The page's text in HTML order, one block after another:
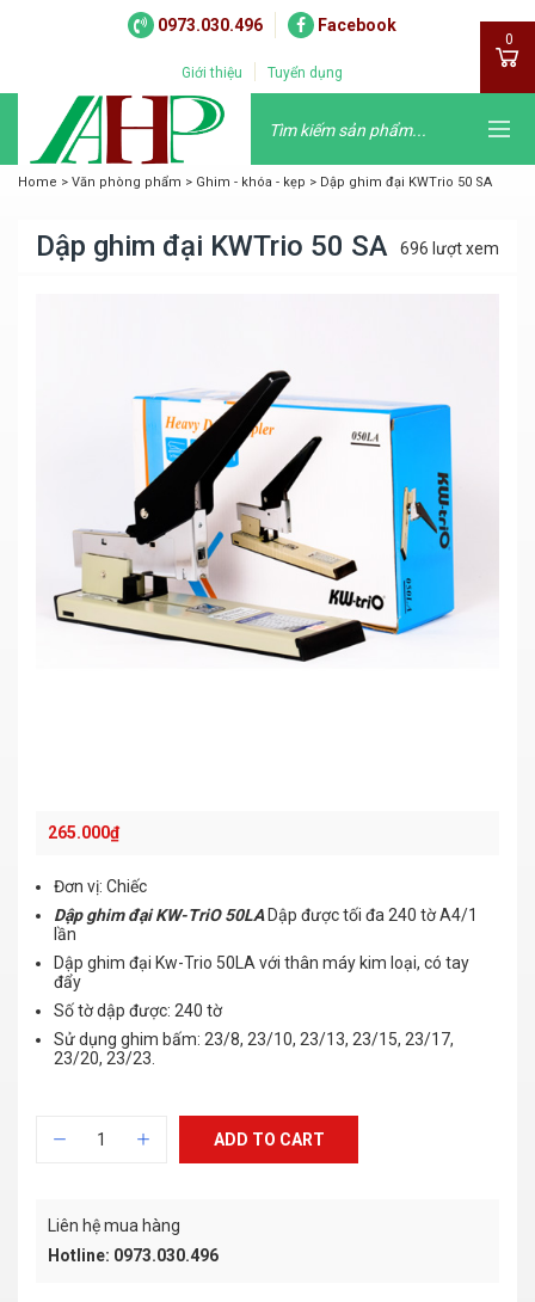
0973.030.496 Facebook
Giới thiệu Tuyển dụng
0
Home > Văn phòng phẩm > Ghim - khóa - kẹp > Dập ghim đại KWTrio 50 SA
Dập ghim đại KWTrio 50 SA 696 lượt xem
265.000₫
Đơn vị: Chiếc
Dập ghim đại KW-TriO 50LA Dập được tối đa 240 tờ A4/1
lần
Dập ghim đại Kw-Trio 50LA với thân máy kim loại, có tay
đẩy
Số tờ dập được: 240 tờ
Sử dụng ghim bấm: 23/8, 23/10, 23/13, 23/15, 23/17,
23/20, 23/23.
ADD TO CART
Liên hệ mua hàng
Hotline: 0973.030.496